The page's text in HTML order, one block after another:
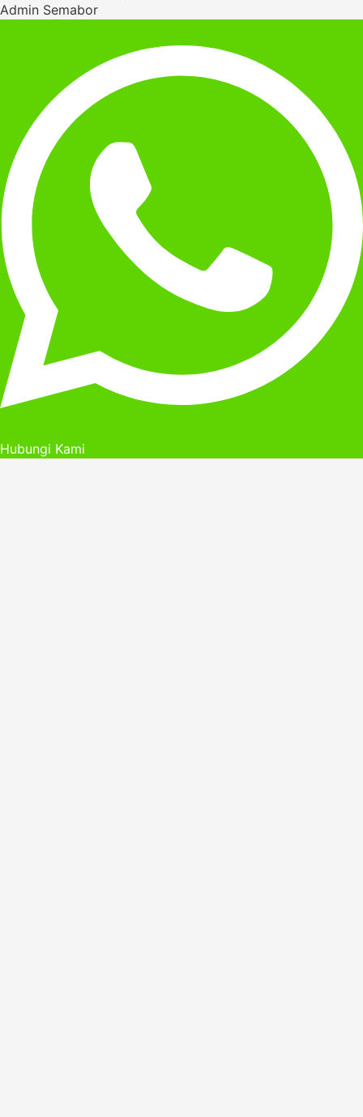
Admin Semabor
Hubungi Kami